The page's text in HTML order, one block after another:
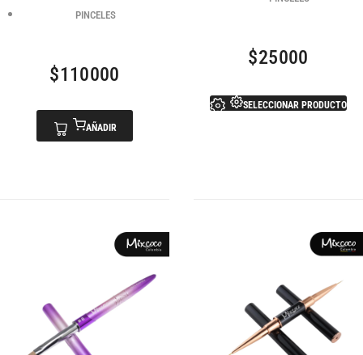
PINCELES
$110000
AÑADIR
$25000
SELECCIONAR PRODUCTO